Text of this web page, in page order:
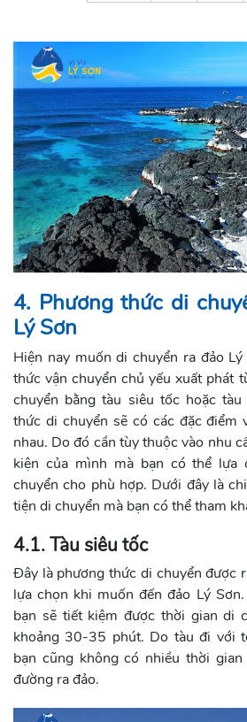
4. Phương thức di
Lý Sơn
Hiện nay muốn di chuyển ra đảo
thức vận chuyển chủ yếu xuất phát
chuyển bằng tàu siêu tốc hoặc
thức di chuyển sẽ có các đặc điểm
nhau. Do đó cần tùy thuộc vào nhu
kiện của mình mà bạn có thể lựa
chuyển cho phù hợp. Dưới đây là
tiện di chuyển mà bạn có thể tham
4.1. Tàu siêu tốc
Đây là phương thức di chuyển được
lựa chọn khi muốn đến đảo Lý
bạn sẽ tiết kiệm được thời gian di
khoảng 30-35 phút. Do tàu đi với
bạn cũng không có nhiều thời
đường ra đảo.